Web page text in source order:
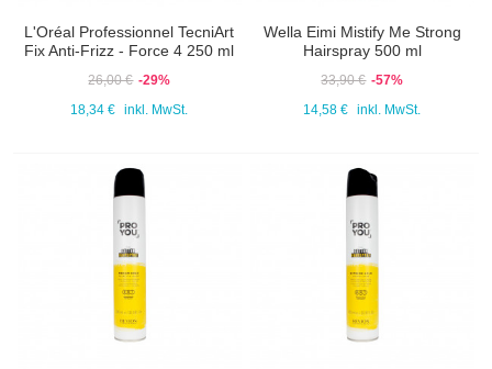
L'Oréal Professionnel TecniArt
Fix Anti-Frizz - Force 4 250 ml
26,00 € -29%
18,34 €
inkl. MwSt.
Wella Eimi Mistify Me Strong
Hairspray 500 ml
33,90 € -57%
14,58 €
inkl. MwSt.